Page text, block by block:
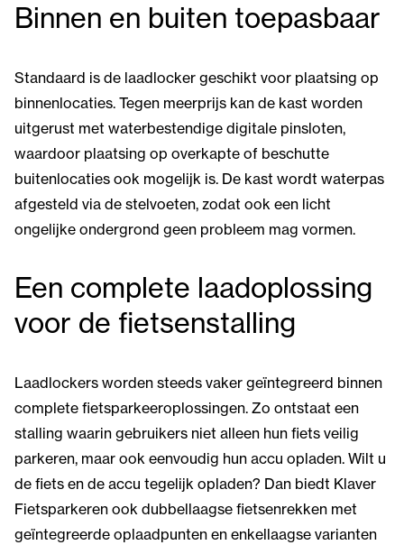
Binnen en buiten toepasbaar
Standaard is de laadlocker geschikt voor plaatsing op
binnenlocaties. Tegen meerprijs kan de kast worden
uitgerust met waterbestendige digitale pinsloten,
waardoor plaatsing op overkapte of beschutte
buitenlocaties ook mogelijk is. De kast wordt waterpas
afgesteld via de stelvoeten, zodat ook een licht
ongelijke ondergrond geen probleem mag vormen.
Een complete laadoplossing
voor de fietsenstalling
Laadlockers worden steeds vaker geïntegreerd binnen
complete fietsparkeeroplossingen. Zo ontstaat een
stalling waarin gebruikers niet alleen hun fiets veilig
parkeren, maar ook eenvoudig hun accu opladen. Wilt u
de fiets en de accu tegelijk opladen? Dan biedt Klaver
Fietsparkeren ook dubbellaagse fietsenrekken met
geïntegreerde oplaadpunten en enkellaagse varianten